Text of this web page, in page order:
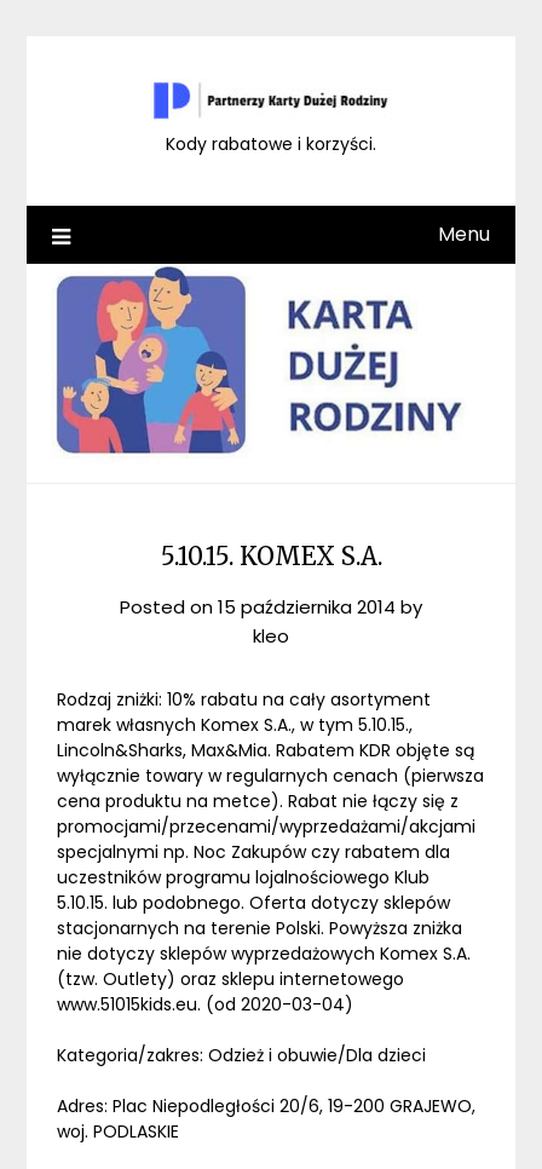
Kody rabatowe i korzyści.
Menu
5.10.15. KOMEX S.A.
Posted on15 października 2014 by
kleo
Rodzaj zniżki: 10% rabatu na cały asortyment
marek własnych Komex S.A., w tym 5.10.15.,
Lincoln&Sharks, Max&Mia. Rabatem KDR objęte są
wyłącznie towary w regularnych cenach (pierwsza
cena produktu na metce). Rabat nie łączy się z
promocjami/przecenami/wyprzedażami/akcjami
specjalnymi np. Noc Zakupów czy rabatem dla
uczestników programu lojalnościowego Klub
5.10.15. lub podobnego. Oferta dotyczy sklepów
stacjonarnych na terenie Polski. Powyższa zniżka
nie dotyczy sklepów wyprzedażowych Komex S.A.
(tzw. Outlety) oraz sklepu internetowego
www.51015kids.eu. (od 2020-03-04)
Kategoria/zakres: Odzież i obuwie/Dla dzieci
Adres: Plac Niepodległości 20/6, 19-200 GRAJEWO,
woj. PODLASKIE